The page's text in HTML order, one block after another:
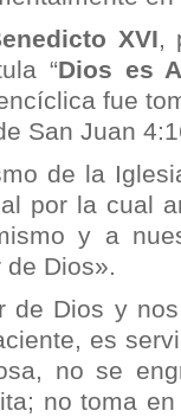
XVI,
“Dios es
fue
San Juan
de la
por la cual
y a
Dios».
de Dios y
es
no se
no toma